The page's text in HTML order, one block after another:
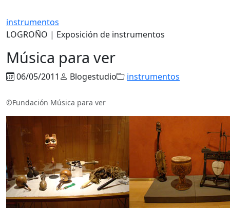
instrumentos
LOGROÑO | Exposición de instrumentos
Música para ver
06/05/2011 Blogestudio instrumentos
©Fundación Música para ver